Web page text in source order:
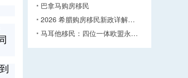
巴拿马购房移民
2026 希腊购房移民新政详解…
马耳他移民：四位一体欧盟永…